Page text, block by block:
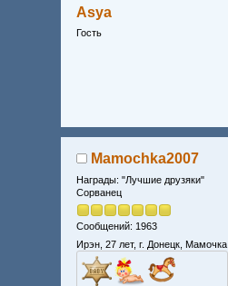
Asya
Гость
Mamochka2007
Награды: "Лучшие друзяки"
Сорванец
Сообщений: 1963
Ирэн, 27 лет, г. Донецк, Мамочка